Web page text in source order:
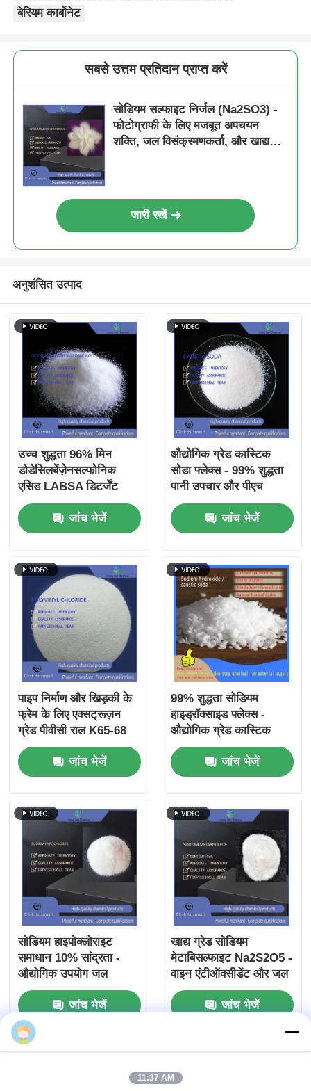
बेरियम कार्बोनेट
सबसे उत्तम प्रतिदान प्राप्त करें
सोडियम सल्फाइट निर्जल (Na2SO3) -
फोटोग्राफी के लिए मजबूत अपचयन
शक्ति, जल विसंक्रमणकर्ता, और खाद्य
जारी रखें
अनुशंसित उत्पाद
उच्च शुद्धता 96% मिन
डोडेसिलबेंज़ेनसल्फोनिक
एसिड LABSA डिटर्जेंट
कच्चे माल के लिए एनीओनिक
सर्फेक्टेंट
जांच भेजें
औद्योगिक ग्रेड कास्टिक
सोडा फ्लेक्स - 99% शुद्धता
पानी उपचार और पीएच
समायोजन के लिए सोडियम
हाइड्रॉक्साइडजांच भेजें
पाइप निर्माण और खिड़की के
फ्रेम के लिए एक्सट्रूज़न
ग्रेड पीवीसी राल K65-68
जांच भेजें
99% शुद्धता सोडियम
हाइड्रॉक्साइड फ्लेक्स -
औद्योगिक ग्रेड कास्टिक
सोडा पानी उपचार और
रासायनिक उत्पादन के लिए
जांच भेजें
सोडियम हाइपोक्लोराइट
समाधान 10% सांद्रता -
औद्योगिक उपयोग जल
कीटाणुनाशक और ब्लीच
जांच भेजें
खाद्य ग्रेड सोडियम
मेटाबिसल्फाइट Na2S2O5 -
वाइन एंटीऑक्सीडेंट और जल
डिक्लोरीनेटर परिरक्षक E223
जांच भेजें
साइटमैप
गोपनीयता नीति
11:37 AM